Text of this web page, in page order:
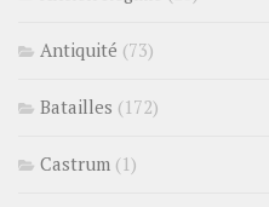
Antiquité (73)
Batailles (172)
Castrum (1)